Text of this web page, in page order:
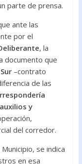
parte de prensa.
ante las
por el
, la
documento que
–contrato
de las
y
del corredor.
se indica
en esa